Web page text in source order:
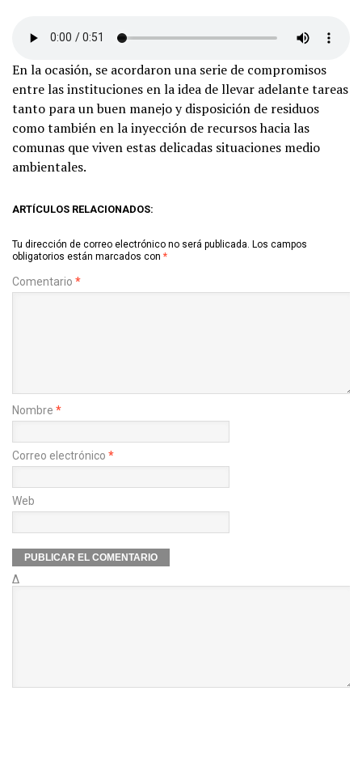
En la ocasión, se acordaron una serie de compromisos
entre las instituciones en la idea de llevar adelante tareas
tanto para un buen manejo y disposición de residuos
como también en la inyección de recursos hacia las
comunas que viven estas delicadas situaciones medio
ambientales.
ARTÍCULOS RELACIONADOS:
Tu dirección de correo electrónico no será publicada. Los campos
obligatorios están marcados con *
Comentario *
Nombre *
Correo electrónico *
Web
Δ